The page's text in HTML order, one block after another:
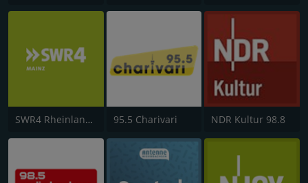
SWR4 Rheinland-Pfalz 95.5 Charivari NDR Kultur 98.8